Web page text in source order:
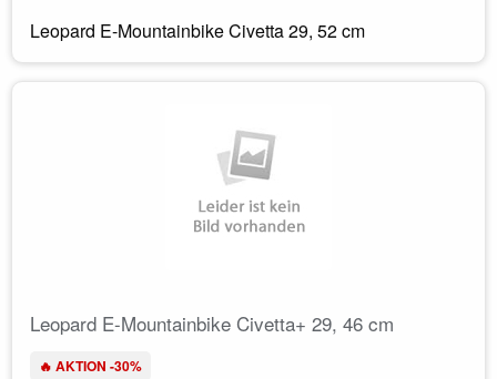
Leopard E-Mountainbike Civetta 29, 52 cm
Leopard E-Mountainbike Civetta+ 29, 46 cm
🔥 AKTION -30%